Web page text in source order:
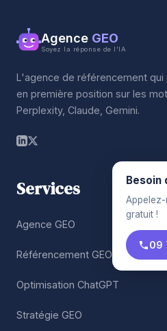
Agence GEO
Soyez la réponse de l'IA
L'agence de référencement
en première position sur les
Perplexity, Claude, Gemini.
Services
Agence GEO
Référencement GEO
Optimisation ChatGPT
Stratégie GEO
Besoin
gratuit !
09